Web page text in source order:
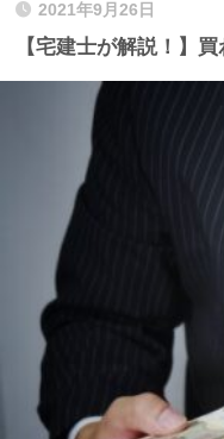
2021年9月26日
【宅建士が解説！】